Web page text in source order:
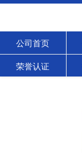
公司首页
荣誉认证